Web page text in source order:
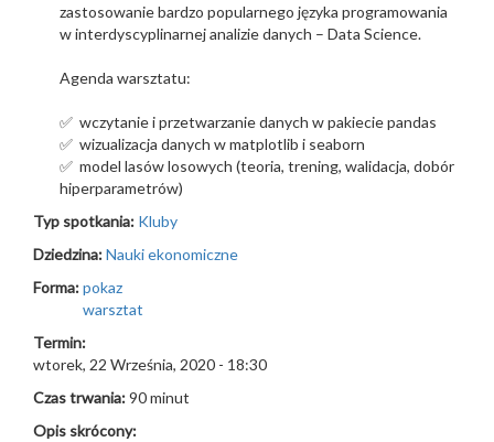
zastosowanie bardzo popularnego języka programowania
w interdyscyplinarnej analizie danych – Data Science.
Agenda warsztatu:
✅ wczytanie i przetwarzanie danych w pakiecie pandas
✅ wizualizacja danych w matplotlib i seaborn
✅ model lasów losowych (teoria, trening, walidacja, dobór
hiperparametrów)
Typ spotkania: Kluby
Dziedzina:Nauki ekonomiczne
Forma:pokaz
warsztat
Termin:
wtorek, 22 Września, 2020 - 18:30
Czas trwania:90 minut
Opis skrócony: